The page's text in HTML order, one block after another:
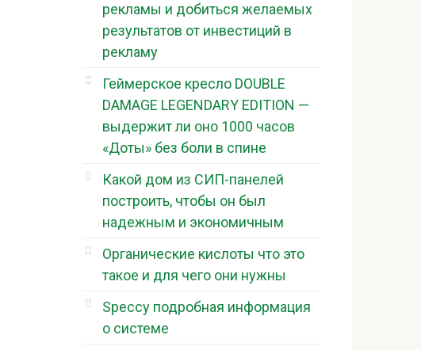
рекламы и добиться желаемых
результатов от инвестиций в
рекламу
Геймерское кресло DOUBLE
DAMAGE LEGENDARY EDITION —
выдержит ли оно 1000 часов
«Доты» без боли в спине
Какой дом из СИП-панелей
построить, чтобы он был
надежным и экономичным
Органические кислоты что это
такое и для чего они нужны
Speccy подробная информация
о системе